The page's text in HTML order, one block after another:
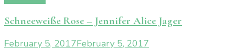
Schneeweiße Rose – Jennifer Alice Jager
February 5, 2017February 5, 2017